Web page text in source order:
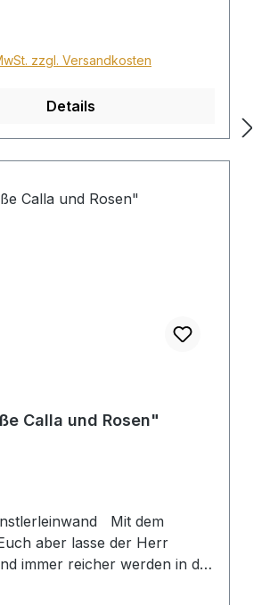
30€.
zzgl. Versandkosten
Details
Calla und Rosen"
Mit dem
aber lasse der Herr
immer reicher werden in der